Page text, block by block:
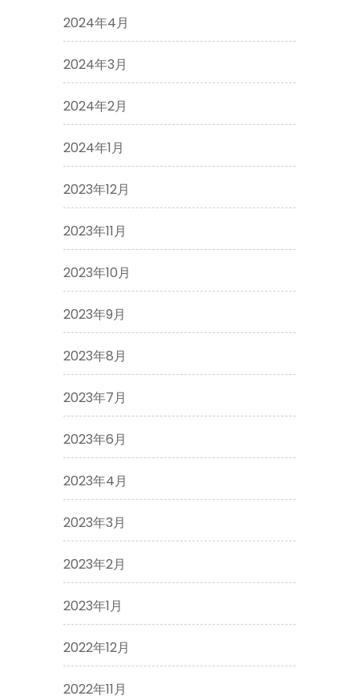
2024年4月
2024年3月
2024年2月
2024年1月
2023年12月
2023年11月
2023年10月
2023年9月
2023年8月
2023年7月
2023年6月
2023年4月
2023年3月
2023年2月
2023年1月
2022年12月
2022年11月